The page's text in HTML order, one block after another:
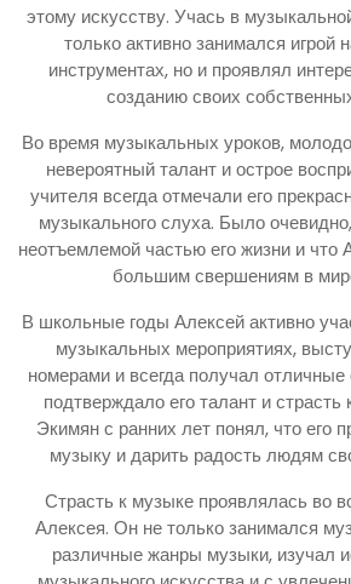
этому искусству. Учась в
только активно занимался игрой
инструментах, но и проявлял
созданию своих
Во время музыкальных уроков,
невероятный талант и острое
учителя всегда отмечали его
музыкального слуха. Было
неотъемлемой частью его жизни и что
большим свершениям в
В школьные годы Алексей активно
музыкальных мероприятиях,
номерами и всегда получал
подтверждало его талант и
Экимян с ранних лет понял, что его
музыку и дарить радость людям
Страсть к музыке проявлялась во
Алексея. Он не только занимался
различные жанры музыки, изучал